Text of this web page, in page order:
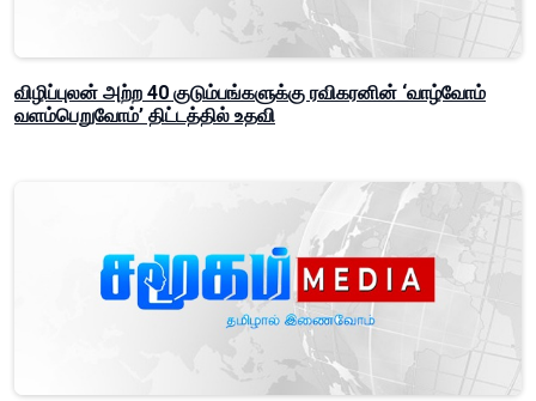
விழிப்புலன் அற்ற 40 குடும்பங்களுக்கு ரவிகரனின் ‘வாழ்வோம்
வளம்பெறுவோம்’ திட்டத்தில் உதவி